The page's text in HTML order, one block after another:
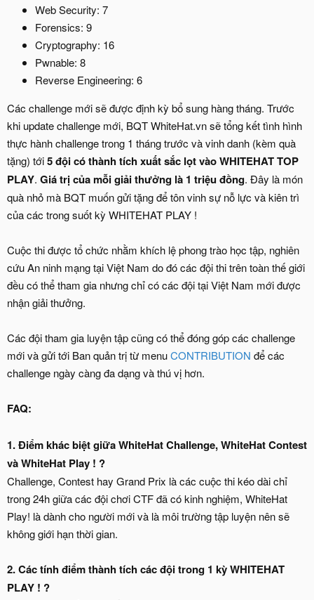
Web Security: 7
Forensics: 9
Cryptography: 16
Pwnable: 8
Reverse Engineering: 6
Các challenge mới sẽ được định kỳ bổ sung hàng tháng. Trước
khi update challenge mới, BQT WhiteHat.vn sẽ tổng kết tình hình
thực hành challenge trong 1 tháng trước và vinh danh (kèm quà
tặng) tới5 đội có thành tích xuất sắc lọt vào WHITEHAT TOP
PLAY. Giá trị của mỗi giải thưởng là 1 triệu đồng. Đây là món
quà nhỏ mà BQT muốn gửi tặng để tôn vinh sự nỗ lực và kiên trì
của các trong suốt kỳ WHITEHAT PLAY !
Cuộc thi được tổ chức nhằm khích lệ phong trào học tập, nghiên
cứu An ninh mạng tại Việt Nam do đó các đội thi trên toàn thế giới
đều có thể tham gia nhưng chỉ có các đội tại Việt Nam mới được
nhận giải thưởng.
Các đội tham gia luyện tập cũng có thể đóng góp các challenge
mới và gửi tới Ban quản trị từ menuCONTRIBUTION để các
challenge ngày càng đa dạng và thú vị hơn.
FAQ:
1. Điểm khác biệt giữa WhiteHat Challenge, WhiteHat Contest
và WhiteHat Play ! ?
Challenge, Contest hay Grand Prix là các cuộc thi kéo dài chỉ
trong 24h giữa các đội chơi CTF đã có kinh nghiệm, WhiteHat
Play! là dành cho người mới và là môi trường tập luyện nên sẽ
không giới hạn thời gian.
2. Các tính điểm thành tích các đội trong 1 kỳ WHITEHAT
PLAY ! ?